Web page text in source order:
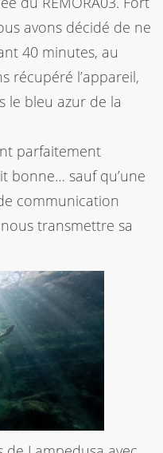
avons décidé de ne
40 minutes, au
récupéré l’appareil,
le bleu azur de la
parfaitement
bonne… sauf qu’une
communication
transmettre sa